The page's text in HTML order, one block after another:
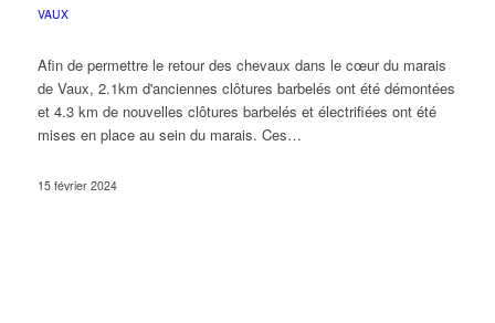
VAUX
Afin de permettre le retour des chevaux dans le cœur du marais
de Vaux, 2.1km d'anciennes clôtures barbelés ont été démontées
et 4.3 km de nouvelles clôtures barbelés et électrifiées ont été
mises en place au sein du marais. Ces…
15 février 2024